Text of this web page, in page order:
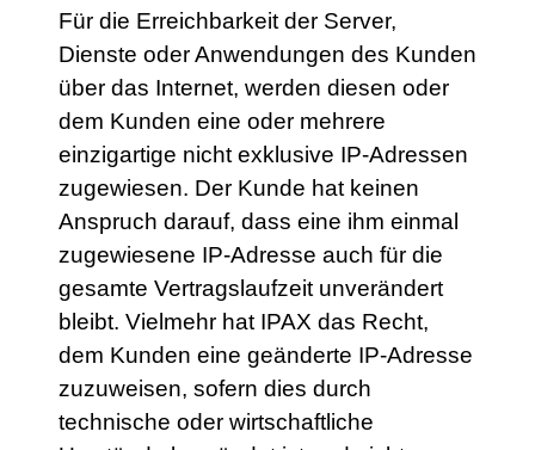
Für die Erreichbarkeit der Server,
Dienste oder Anwendungen des Kunden
über das Internet, werden diesen oder
dem Kunden eine oder mehrere
einzigartige nicht exklusive IP-Adressen
zugewiesen. Der Kunde hat keinen
Anspruch darauf, dass eine ihm einmal
zugewiesene IP-Adresse auch für die
gesamte Vertragslaufzeit unverändert
bleibt. Vielmehr hat IPAX das Recht,
dem Kunden eine geänderte IP-Adresse
zuzuweisen, sofern dies durch
technische oder wirtschaftliche